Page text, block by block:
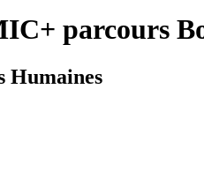
parcours
Humaines